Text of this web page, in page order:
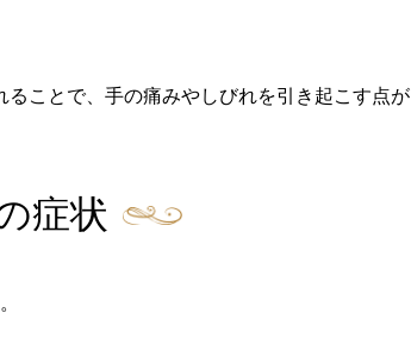
ことで、手の痛みやしびれを引き起こす点が
症状